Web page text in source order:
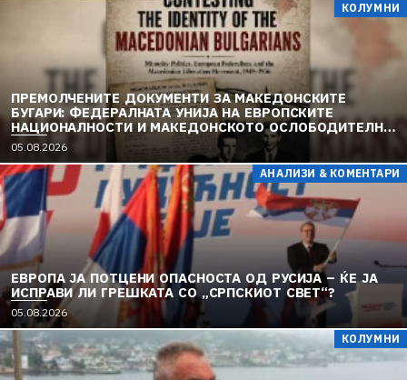
КОЛУМНИ
ПРЕМОЛЧЕНИТЕ ДОКУМЕНТИ ЗА МАКЕДОНСКИТЕ
БУГАРИ: ФЕДЕРАЛНАТА УНИЈА НА ЕВРОПСКИТЕ
НАЦИОНАЛНОСТИ И МАКЕДОНСКОТО ОСЛОБОДИТЕЛНО
ДВИЖЕЊЕ (1949–1956) (2)
05.08.2026
АНАЛИЗИ & КОМЕНТАРИ
ЕВРОПА ЈА ПОТЦЕНИ ОПАСНОСТА ОД РУСИЈА – ЌЕ ЈА
ИСПРАВИ ЛИ ГРЕШКАТА СО „СРПСКИОТ СВЕТ“?
05.08.2026
КОЛУМНИ